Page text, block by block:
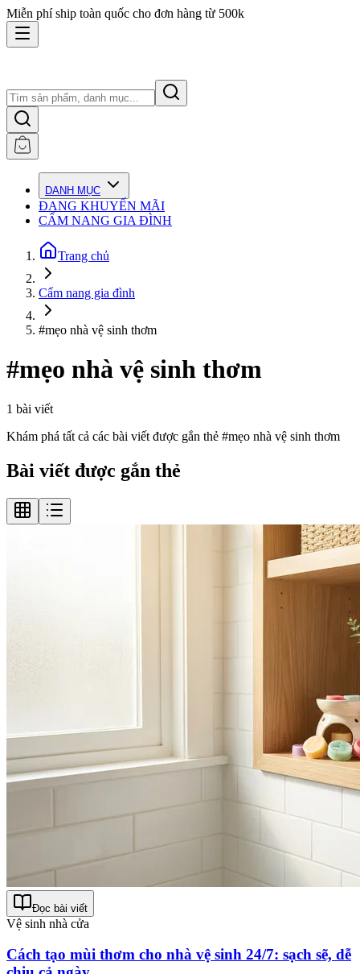
Miễn phí ship toàn quốc cho đơn hàng từ 500k
DANH MỤC
ĐANG KHUYẾN MÃI
CẨM NANG GIA ĐÌNH
Trang chủ
Cẩm nang gia đình
#mẹo nhà vệ sinh thơm
#mẹo nhà vệ sinh thơm
1 bài viết
Khám phá tất cả các bài viết được gắn thẻ #mẹo nhà vệ sinh thơm
Bài viết được gắn thẻ
Đọc bài viết
Vệ sinh nhà cửa
Cách tạo mùi thơm cho nhà vệ sinh 24/7: sạch sẽ, dễ